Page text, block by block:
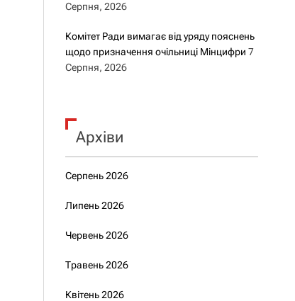
Серпня, 2026
Комітет Ради вимагає від уряду пояснень
щодо призначення очільниці Мінцифри 7
Серпня, 2026
Архіви
Серпень 2026
Липень 2026
Червень 2026
Травень 2026
Квітень 2026